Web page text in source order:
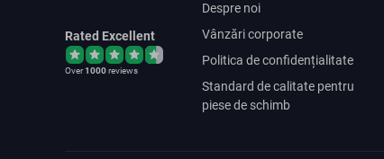
Rated Excellent
Over1000reviews
Despre noi
Vânzări corporate
Politica de confidențialitate
Standard de calitate pentru
piese de schimb